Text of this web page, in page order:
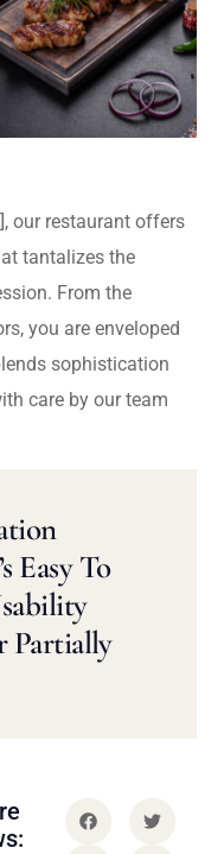
our restaurant offers
tantalizes the
From the
you are enveloped
sophistication
care by our team
Easy To
Partially